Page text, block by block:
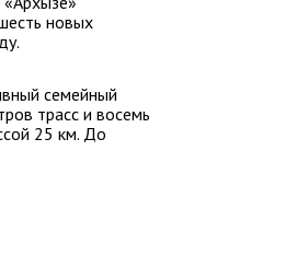
новых
семейный
трасс и восемь
25 км. До